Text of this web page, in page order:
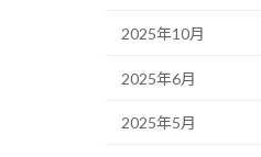
2025年10月
2025年6月
2025年5月